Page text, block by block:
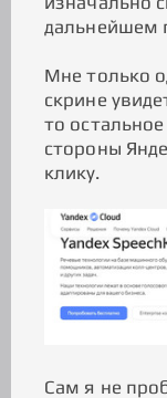
дальнейшем
Мне только
скрине
то
стороны
клику.
Сам я не